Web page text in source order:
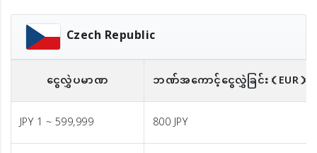
Czech Republic
ငွေလွှဲပမာဏ ဘဏ်အကောင့်ငွေလွှဲခြင်း（EUR）
JPY 1 ~ 599,999
800 JPY